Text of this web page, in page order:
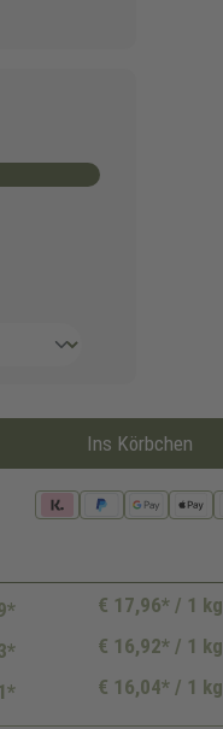
Ins Körbchen
€ 17,96* / 1 kg
€ 16,92* / 1 kg
€ 16,04* / 1 kg